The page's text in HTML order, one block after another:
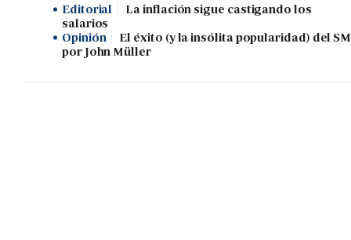
Editorial
La inflación sigue castigando los
salarios
Opinión
El éxito (y la insólita popularidad) del
por John Müller